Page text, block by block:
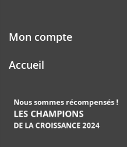
Mon compte
Accueil